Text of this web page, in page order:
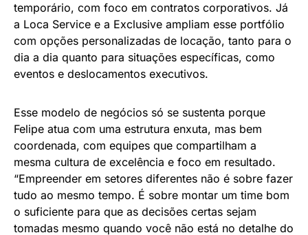
temporário, com foco em contratos corporativos. Já
a Loca Service e a Exclusive ampliam esse portfólio
com opções personalizadas de locação, tanto para o
dia a dia quanto para situações específicas, como
eventos e deslocamentos executivos.
Esse modelo de negócios só se sustenta porque
Felipe atua com uma estrutura enxuta, mas bem
coordenada, com equipes que compartilham a
mesma cultura de excelência e foco em resultado.
“Empreender em setores diferentes não é sobre fazer
tudo ao mesmo tempo. É sobre montar um time bom
o suficiente para que as decisões certas sejam
tomadas mesmo quando você não está no detalhe do